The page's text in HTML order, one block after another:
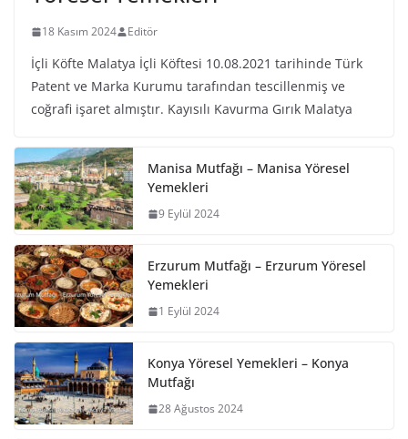
18 Kasım 2024 Editör
İçli Köfte Malatya İçli Köftesi 10.08.2021 tarihinde Türk
Patent ve Marka Kurumu tarafından tescillenmiş ve
coğrafi işaret almıştır. Kayısılı Kavurma Gırık Malatya
Manisa Mutfağı – Manisa Yöresel
Yemekleri
9 Eylül 2024
Erzurum Mutfağı – Erzurum Yöresel
Yemekleri
1 Eylül 2024
Konya Yöresel Yemekleri – Konya
Mutfağı
28 Ağustos 2024